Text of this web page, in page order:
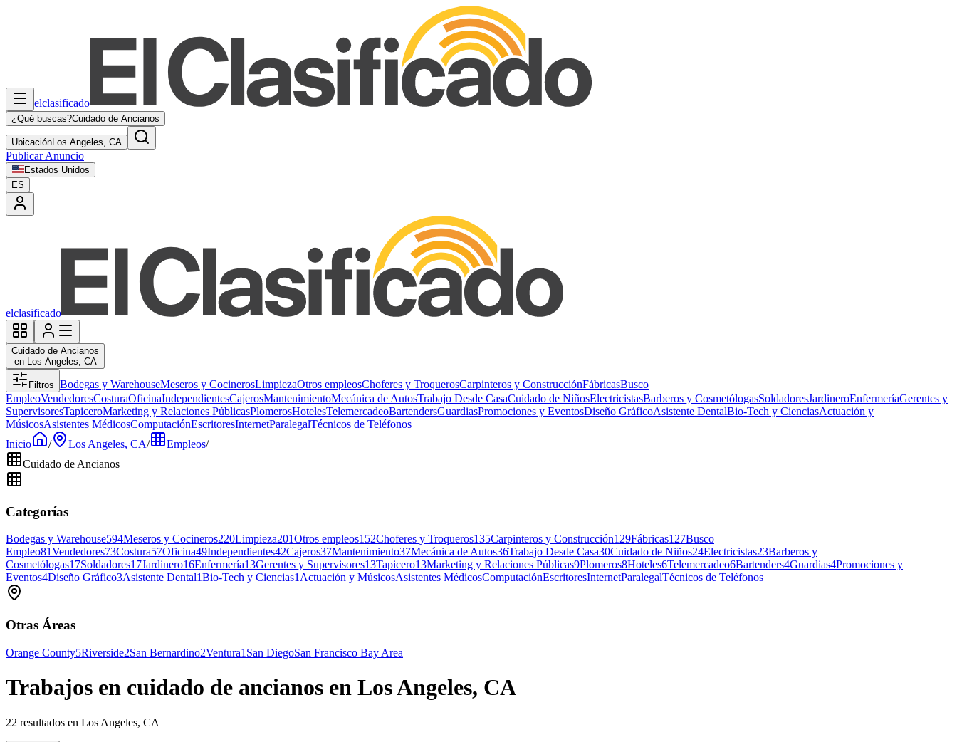
elclasificado
¿Qué buscas?Cuidado de Ancianos
UbicaciónLos Angeles, CA
Publicar Anuncio
Estados Unidos
ES
elclasificado
Cuidado de Ancianos
en Los Angeles, CA
Filtros Bodegas y WarehouseMeseros y CocinerosLimpiezaOtros empleosChoferes y TroquerosCarpinteros y ConstrucciónFábricasBusco
EmpleoVendedoresCosturaOficinaIndependientesCajerosMantenimientoMecánica de AutosTrabajo Desde CasaCuidado de NiñosElectricistasBarberos y CosmetólogasSoldadoresJardineroEnfermeríaGerentes y
SupervisoresTapiceroMarketing y Relaciones PúblicasPlomerosHotelesTelemercadeoBartendersGuardiasPromociones y EventosDiseño GráficoAsistente DentalBio-Tech y CienciasActuación y
MúsicosAsistentes MédicosComputaciónEscritoresInternetParalegalTécnicos de Teléfonos
Inicio
/ Los Angeles, CA/ Empleos/
Cuidado de Ancianos
Categorías
Bodegas y Warehouse594Meseros y Cocineros220Limpieza201Otros empleos152Choferes y Troqueros135Carpinteros y Construcción129Fábricas127Busco
Empleo81Vendedores73Costura57Oficina49Independientes42Cajeros37Mantenimiento37Mecánica de Autos36Trabajo Desde Casa30Cuidado de Niños24Electricistas23Barberos y
Cosmetólogas17Soldadores17Jardinero16Enfermería13Gerentes y Supervisores13Tapicero13Marketing y Relaciones Públicas9Plomeros8Hoteles6Telemercadeo6Bartenders4Guardias4Promociones y
Eventos4Diseño Gráfico3Asistente Dental1Bio-Tech y Ciencias1Actuación y MúsicosAsistentes MédicosComputaciónEscritoresInternetParalegalTécnicos de Teléfonos
Otras Áreas
Orange County5Riverside2San Bernardino2Ventura1 San DiegoSan Francisco Bay Area
Trabajos en cuidado de ancianos en Los Angeles, CA
22 resultados en Los Angeles, CA